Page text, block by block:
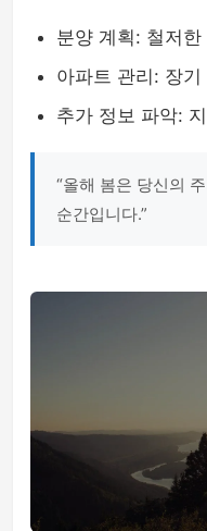
분양 계획: 철저
아파트 관리: 장
추가 정보 파악:
“올해 봄은 당신의
순간입니다.”